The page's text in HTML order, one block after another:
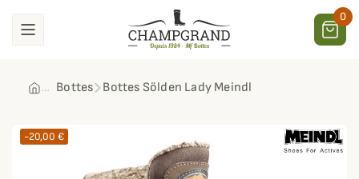
0
Bottes Bottes Sölden Lady Meindl
-20,00 €